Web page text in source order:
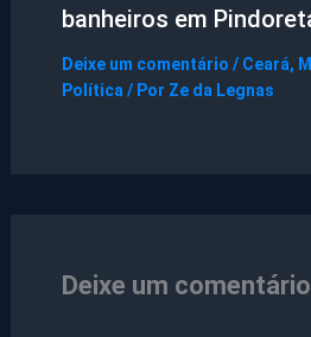
banheiros em
Deixe um comentário / Ceará,
Política / Por Ze da Legnas
Deixe um comentário